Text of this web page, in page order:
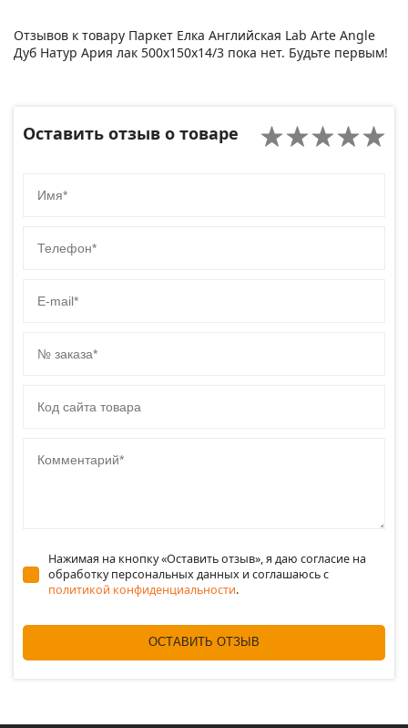
Отзывов к товару Паркет Елка Английская Lab Arte Angle
Дуб Натур Ария лак 500х150х14/3 пока нет. Будьте первым!
Оставить отзыв о товаре
Нажимая на кнопку «Оставить отзыв», я даю согласие на
обработку персональных данных и соглашаюсь c
политикой конфиденциальности.
ОСТАВИТЬ ОТЗЫВ